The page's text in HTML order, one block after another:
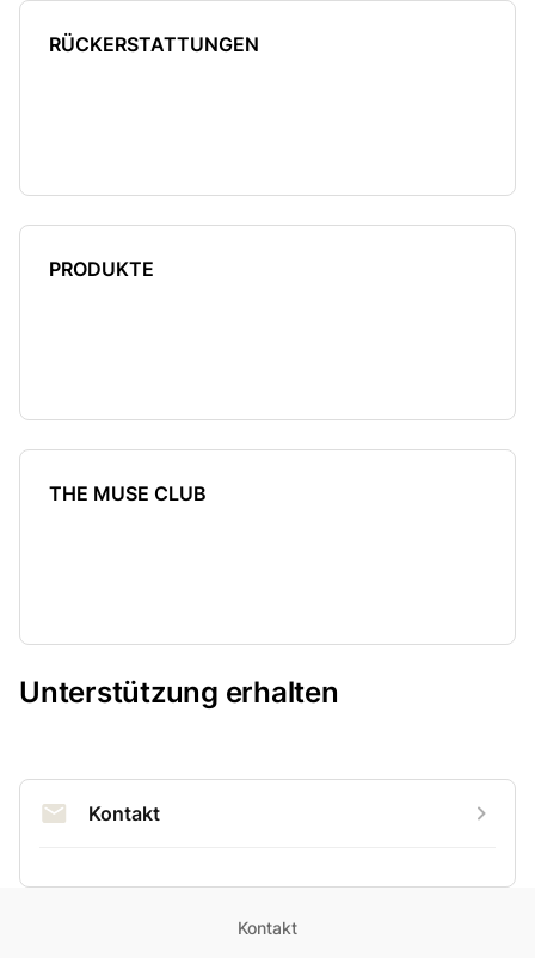
RÜCKERSTATTUNGEN
PRODUKTE
THE MUSE CLUB
Unterstützung erhalten
Kontakt
Kontakt